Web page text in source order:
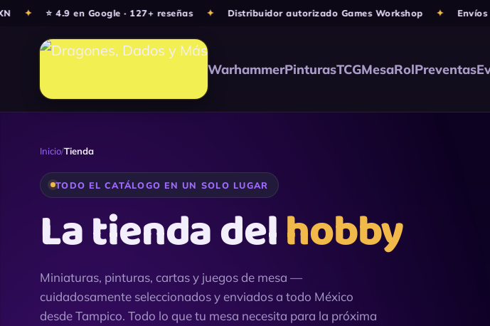
⭐ 4.9 en Google · 127+ reseñas ✦ Distribuidor autorizado Games Workshop ✦ Envíos a
WarhammerPinturasTCGMesaRolPreventas
Ir
contenido
Inicio/Tienda
TODO EL CATÁLOGO EN UN SOLO LUGAR
La tienda delhobby
Miniaturas, pinturas, cartas y juegos de mesa —
cuidadosamente seleccionados y enviados a todo México
desde Tampico. Todo lo que tu mesa necesita para la próxima